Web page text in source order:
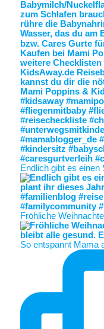
Endlich gibt es
Fröhliche
So entspannt Mama